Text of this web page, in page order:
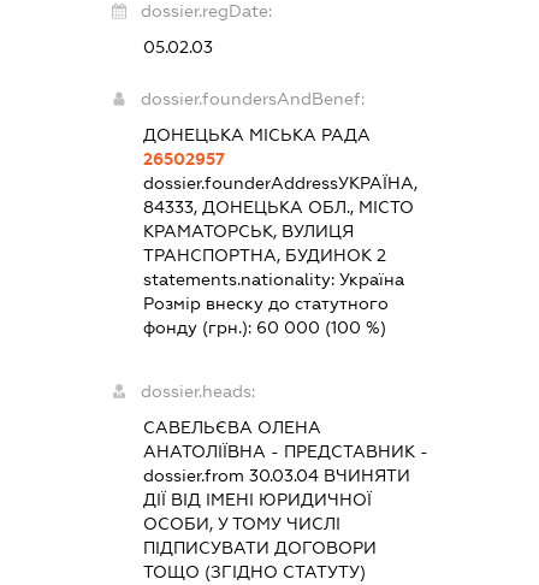
dossier.regDate:
05.02.03
dossier.foundersAndBenef:
ДОНЕЦЬКА МІСЬКА РАДА
26502957
dossier.founderAddressУКРАЇНА,
84333, ДОНЕЦЬКА ОБЛ., МІСТО
КРАМАТОРСЬК, ВУЛИЦЯ
ТРАНСПОРТНА, БУДИНОК 2
statements.nationality:Україна
Розмір внеску до статутного
фонду (грн.): 60 000 (100 %)
dossier.heads:
САВЕЛЬЄВА ОЛЕНА
АНАТОЛІЇВНА - ПРЕДСТАВНИК -
dossier.from 30.03.04 ВЧИНЯТИ
ДІЇ ВІД ІМЕНІ ЮРИДИЧНОЇ
ОСОБИ, У ТОМУ ЧИСЛІ
ПІДПИСУВАТИ ДОГОВОРИ
ТОЩО (ЗГІДНО СТАТУТУ)